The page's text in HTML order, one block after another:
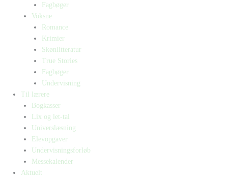
Fagbøger
Voksne
Romance
Krimier
Skønlitteratur
True Stories
Fagbøger
Undervisning
Til lærere
Bogkasser
Lix og let-tal
Universlæsning
Elevopgaver
Undervisningsforløb
Messekalender
Aktuelt